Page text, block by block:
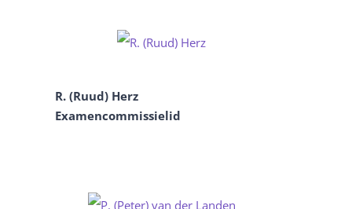
R. (Ruud) Herz
Examencommissielid